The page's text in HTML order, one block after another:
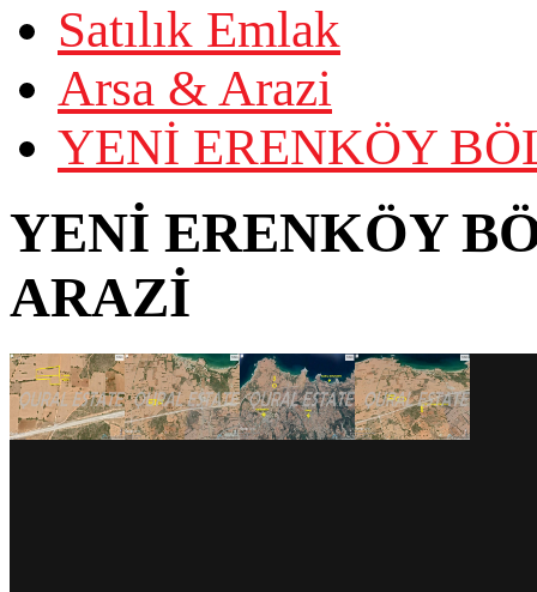
Satılık Emlak
Arsa & Arazi
YENİ ERENKÖY
YENİ ERENKÖY
ARAZİ